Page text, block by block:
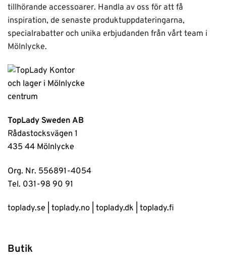
tillhörande accessoarer. Handla av oss för att få
inspiration, de senaste produktuppdateringarna,
specialrabatter och unika erbjudanden från vårt team i
Mölnlycke.
TopLady Sweden AB
Rådastocksvägen 1
435 44 Mölnlycke
Org. Nr. 556891-4054
Tel. 031-98 90 91
toplady.se toplady.no toplady.dk toplady.fi
Butik